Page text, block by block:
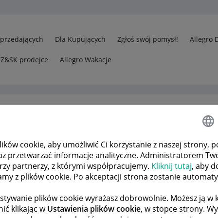
cookie, aby umożliwić Ci korzystanie z naszej strony,
przetwarzać informacje analityczne. Administratorem
partnerzy, z którymi współpracujemy. Kliknij tutaj, aby
z plików cookie. Po akceptacji strona zostanie
plików cookie wyrażasz dobrowolnie. Możesz ją w
klikając wUstawienia plików cookie, w stopce strony.
Dla Kupujących Zgłoś swój pomysł! Allegro
prodejce Allegro Wakacje
Zwrot używanego produktu
POPRZEDNIA NASTĘPNA